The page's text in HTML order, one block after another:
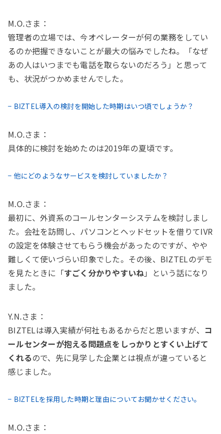
M.O.さま：
管理者の立場では、今オペレーターが何の業務をしてい
るのか把握できないことが最大の悩みでしたね。「なぜ
あの人はいつまでも電話を取らないのだろう」と思って
も、状況がつかめませんでした。
− BIZTEL導入の検討を開始した時期はいつ頃でしょうか？
M.O.さま：
具体的に検討を始めたのは2019年の夏頃です。
− 他にどのようなサービスを検討していましたか？
M.O.さま：
最初に、外資系のコールセンターシステムを検討しまし
た。会社を訪問し、パソコンとヘッドセットを借りてIVR
の設定を体験させてもらう機会があったのですが、やや
難しくて使いづらい印象でした。その後、BIZTELのデモ
を見たときに「すごく分かりやすいね」という話になり
ました。
Y.N.さま：
BIZTELは導入実績が何社もあるからだと思いますが、 コ
ールセンターが抱える問題点をしっかりとすくい上げて
くれるので、先に見学した企業とは視点が違っていると
感じました。
− BIZTELを採用した時期と理由についてお聞かせください。
M.O.さま：